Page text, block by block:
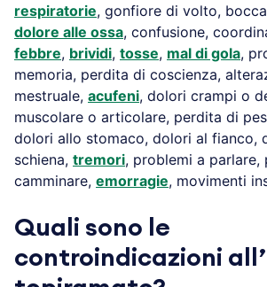
respiratorie, gonfiore di volto,
dolore alle ossa, confusione,
febbre, brividi, tosse, mal di gola,
memoria, perdita di coscienza,
mestruale, acufeni, dolori crampi o
muscolare o articolare, perdita di
dolori allo stomaco, dolori al fianco,
schiena, tremori, problemi a parlare,
camminare, emorragie, movimenti
Quali sono le
controindicazioni